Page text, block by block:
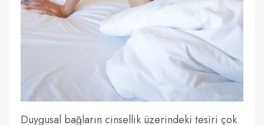
Duygusal bağların cinsellik üzerindeki tesiri çok